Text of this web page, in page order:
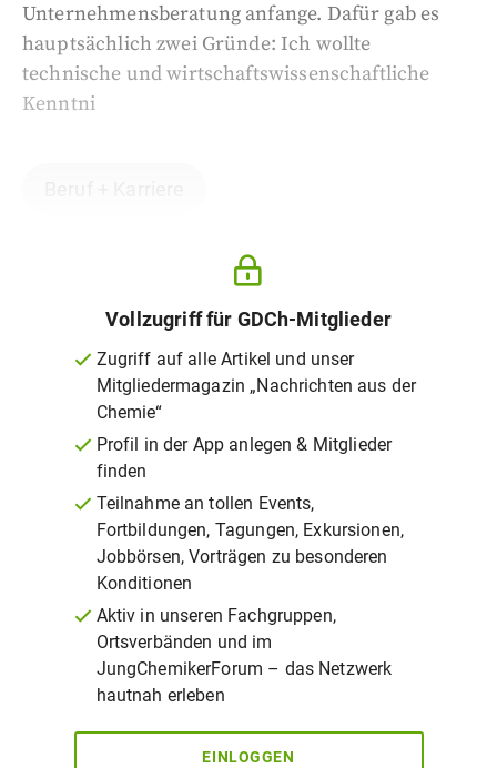
Unternehmensberatung anfange. Dafür gab es
hauptsächlich zwei Gründe: Ich wollte
technische und wirtschaftswissenschaftliche
Kenntni
Vollzugriff für GDCh-Mitglieder
Zugriff auf alle Artikel und unser
Mitgliedermagazin „Nachrichten aus der
Chemie“
Profil in der App anlegen & Mitglieder
finden
Teilnahme an tollen Events,
Fortbildungen, Tagungen, Exkursionen,
Jobbörsen, Vorträgen zu besonderen
Konditionen
Aktiv in unseren Fachgruppen,
Ortsverbänden und im
JungChemikerForum – das Netzwerk
hautnah erleben
EINLOGGEN